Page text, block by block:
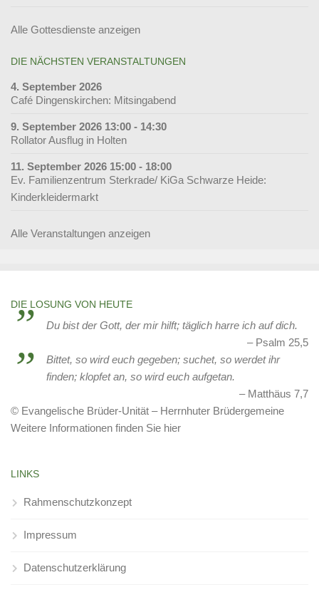
Alle Gottesdienste anzeigen
DIE NÄCHSTEN VERANSTALTUNGEN
4. September 2026
Café Dingenskirchen: Mitsingabend
9. September 2026 13:00 - 14:30
Rollator Ausflug in Holten
11. September 2026 15:00 - 18:00
Ev. Familienzentrum Sterkrade/ KiGa Schwarze Heide:
Kinderkleidermarkt
Alle Veranstaltungen anzeigen
DIE LOSUNG VON HEUTE
Du bist der Gott, der mir hilft; täglich harre ich auf dich.
Psalm 25,5
Bittet, so wird euch gegeben; suchet, so werdet ihr
finden; klopfet an, so wird euch aufgetan.
Matthäus 7,7
© Evangelische Brüder-Unität – Herrnhuter Brüdergemeine
Weitere Informationen finden Sie hier
LINKS
Rahmenschutzkonzept
Impressum
Datenschutzerklärung